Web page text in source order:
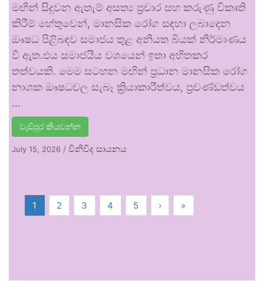
මඟින් සිදුවන ඇතැම් අසත්‍ය ප්‍රචාර සහ කරුණු විකෘති
කිරීම් හේතුවෙන්, මානසික රෝග සඳහා ලබාදෙන
ඖෂධ පිළිබඳව සමාජය තුළ අනියත බියක් නිර්මාණය
වී ඇත.එය සමාජයීය වශයෙන් ඉතා අහිතකර
තත්වයකි. මෙම සටහන මඟින් ප්‍රධාන මානසික රෝග
නාශක ඖෂධවල සැබෑ ක්‍රියාකාරීත්වය, ප්‍රචණ්ඩත්වය
…
වැඩිපුර කියවන්න
July 15, 2026 / විනිවිද සායනය
1 2 3 4 5 › »